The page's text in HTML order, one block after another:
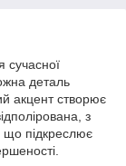
деталь
акцент створює
з
що підкреслює